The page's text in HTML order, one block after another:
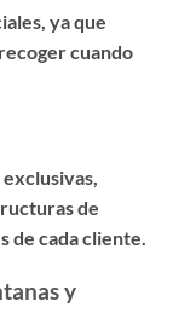
ya que
cuando
de
de cada cliente.
y